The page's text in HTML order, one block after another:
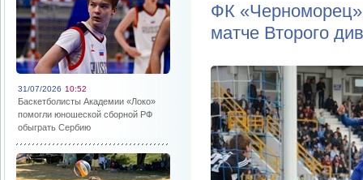
31/07/2026 10:52
Баскетболисты Академии «Локо»
помогли юношеской сборной РФ
обыграть Сербию
ФК «Черноморец»
матче Второго